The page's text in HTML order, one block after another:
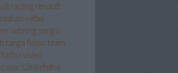
racing renault
vettel
sebring sergio
targa florio team
turbo video
wsc Címkefelhő